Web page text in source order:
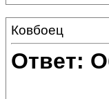
Ковбоец
Ответ: